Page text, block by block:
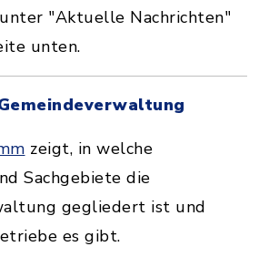
"Aktuelle Nachrichten"
unten.
zeigt, in welche
Sachgebiete die
gegliedert ist und
es gibt.